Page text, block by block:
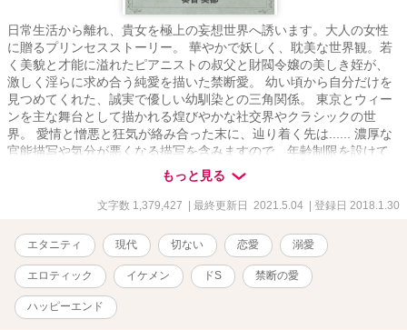
日常生活から離れ、貴女を極上の妄想世界へ誘います。大人の女性
に贈るプリンセスストーリー。 華やかで妖しく、耽美な世界観。若
く美貌と才能に溢れたピアニストの叔父と財閥令嬢の美しき姪が、
激しく淫らに求め合う純愛を描いた禁断愛。 幼い頃から自分だけを
見つめてくれた、誠実で優しい幼馴染との三角関係。 東京とウィー
ンを主な舞台として描かれる煌びやかな社交界やクラシックの世
界。 愛情と憎悪と狂気が絡み合った末に、辿り着く先は...... 濃厚な
官能描写や気分が悪くなる描写を含みますので、年齢制限を設けて
いますが、それ以外にも不快に思う方は読まないで下さい。 殆どの
メインキャラが美男美女という、現実には有り得ない世界観で描い
ておりますので、それを受け入れられない方にはお勧めいたしませ
には一切関係ありません。 また、法律・法令に反する行為を容
認・推奨するものではありません。
もっと見る
文字数 1,379,427 | 最終更新日 2021.5.04 | 登録日 2018.1.30
エタニティ 現代 切ない 恋愛 溺愛
エロティック イケメン ドS 禁断の愛
ハッピーエンド